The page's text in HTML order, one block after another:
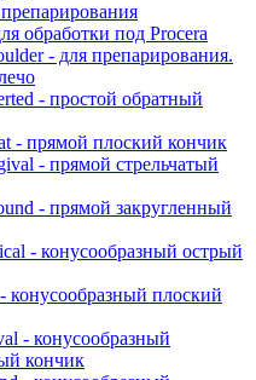
обработки под Procera
- для препарирования.
- простой обратный
- прямой плоский кончик
- прямой стрельчатый
- прямой закругленный
- конусообразный острый
конусообразный плоский
- конусообразный
кончик